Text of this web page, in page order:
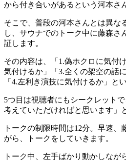
から付き合いがあるという河本さ
そこで、普段の河本さんとは異な
し、サウナでのトーク中に藤森さ
証します。
その内容は、「1.偽ホクロに気付
気付けるか」「3.全くの架空の話
「4.左利き演技に気付けるか」と
5つ目は視聴者にもシークレット
考えていただければと思います」
トークの制限時間は12分。早速、
がら、トークをしていきます。
トーク中、左手ばかり動かしなが